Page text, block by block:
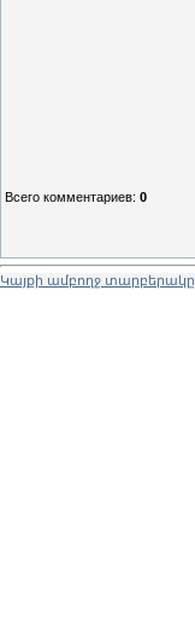
Всего комментариев: 0
Կայքի ամբողջ տարբերակը